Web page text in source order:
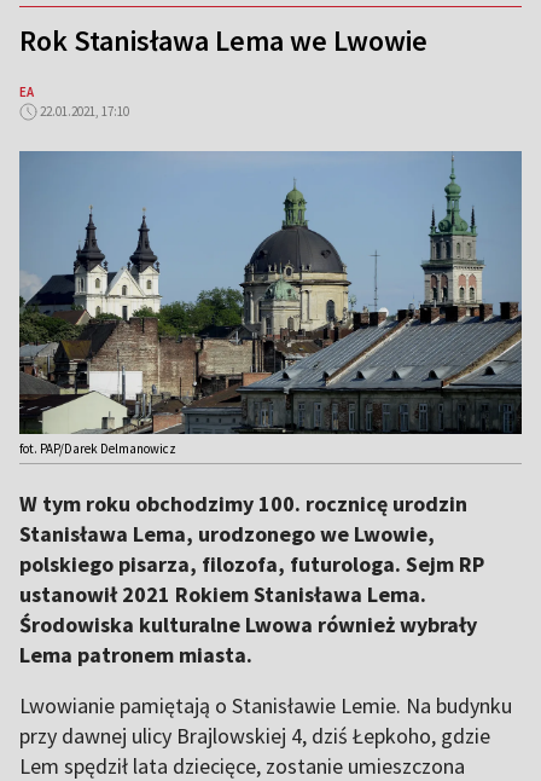
Rok Stanisława Lema we Lwowie
EA
22.01.2021, 17:10
fot. PAP/Darek Delmanowicz
W tym roku obchodzimy 100. rocznicę urodzin
Stanisława Lema, urodzonego we Lwowie,
polskiego pisarza, filozofa, futurologa. Sejm RP
ustanowił 2021 Rokiem Stanisława Lema.
Środowiska kulturalne Lwowa również wybrały
Lema patronem miasta.
Lwowianie pamiętają o Stanisławie Lemie. Na budynku
przy dawnej ulicy Brajlowskiej 4, dziś Łepkoho, gdzie
Lem spędził lata dziecięce, zostanie umieszczona